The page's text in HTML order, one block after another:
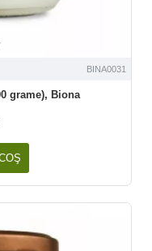
BINA0031
grame), Biona